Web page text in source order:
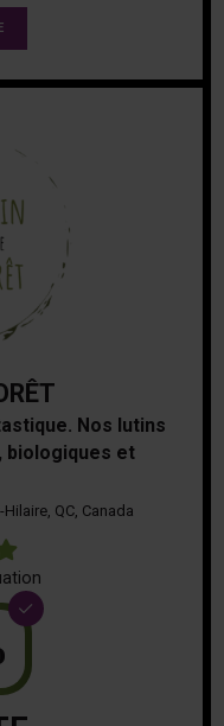
Nos lutins
biologiques et
QC, Canada